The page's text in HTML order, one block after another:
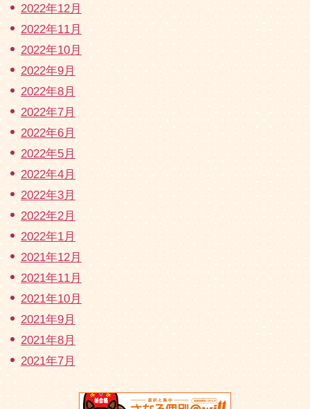
2022年12月
2022年11月
2022年10月
2022年9月
2022年8月
2022年7月
2022年6月
2022年5月
2022年4月
2022年3月
2022年2月
2022年1月
2021年12月
2021年11月
2021年10月
2021年9月
2021年8月
2021年7月